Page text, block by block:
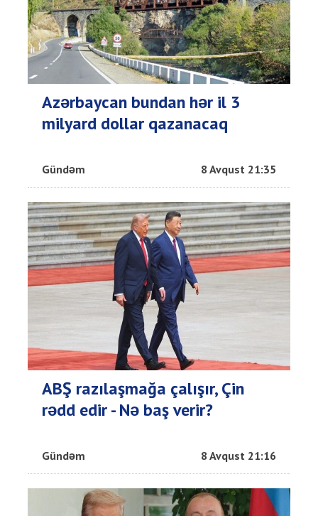
Azərbaycan bundan hər il 3
milyard dollar qazanacaq
Gündəm 8 Avqust 21:35
ABŞ razılaşmağa çalışır, Çin
rədd edir - Nə baş verir?
Gündəm 8 Avqust 21:16